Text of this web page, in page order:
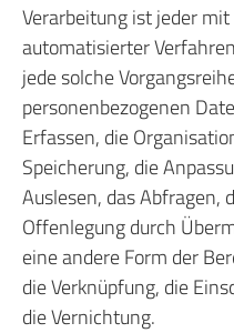
Verarbeitung ist jeder
automatisierter
jede solche
personenbezogenen
Erfassen, die
Speicherung, die
Auslesen, das Abfragen,
Offenlegung durch
eine andere Form der
die Verknüpfung, die
die Vernichtung.